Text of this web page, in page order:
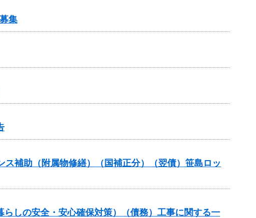
集
補助（附属物修繕）（国補正分）（翌債）笹島ロッ
しの安全・安心確保対策）（債務）工事に関する一